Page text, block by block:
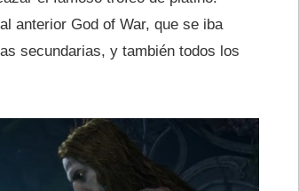
anterior God of War, que se iba
secundarias, y también todos los